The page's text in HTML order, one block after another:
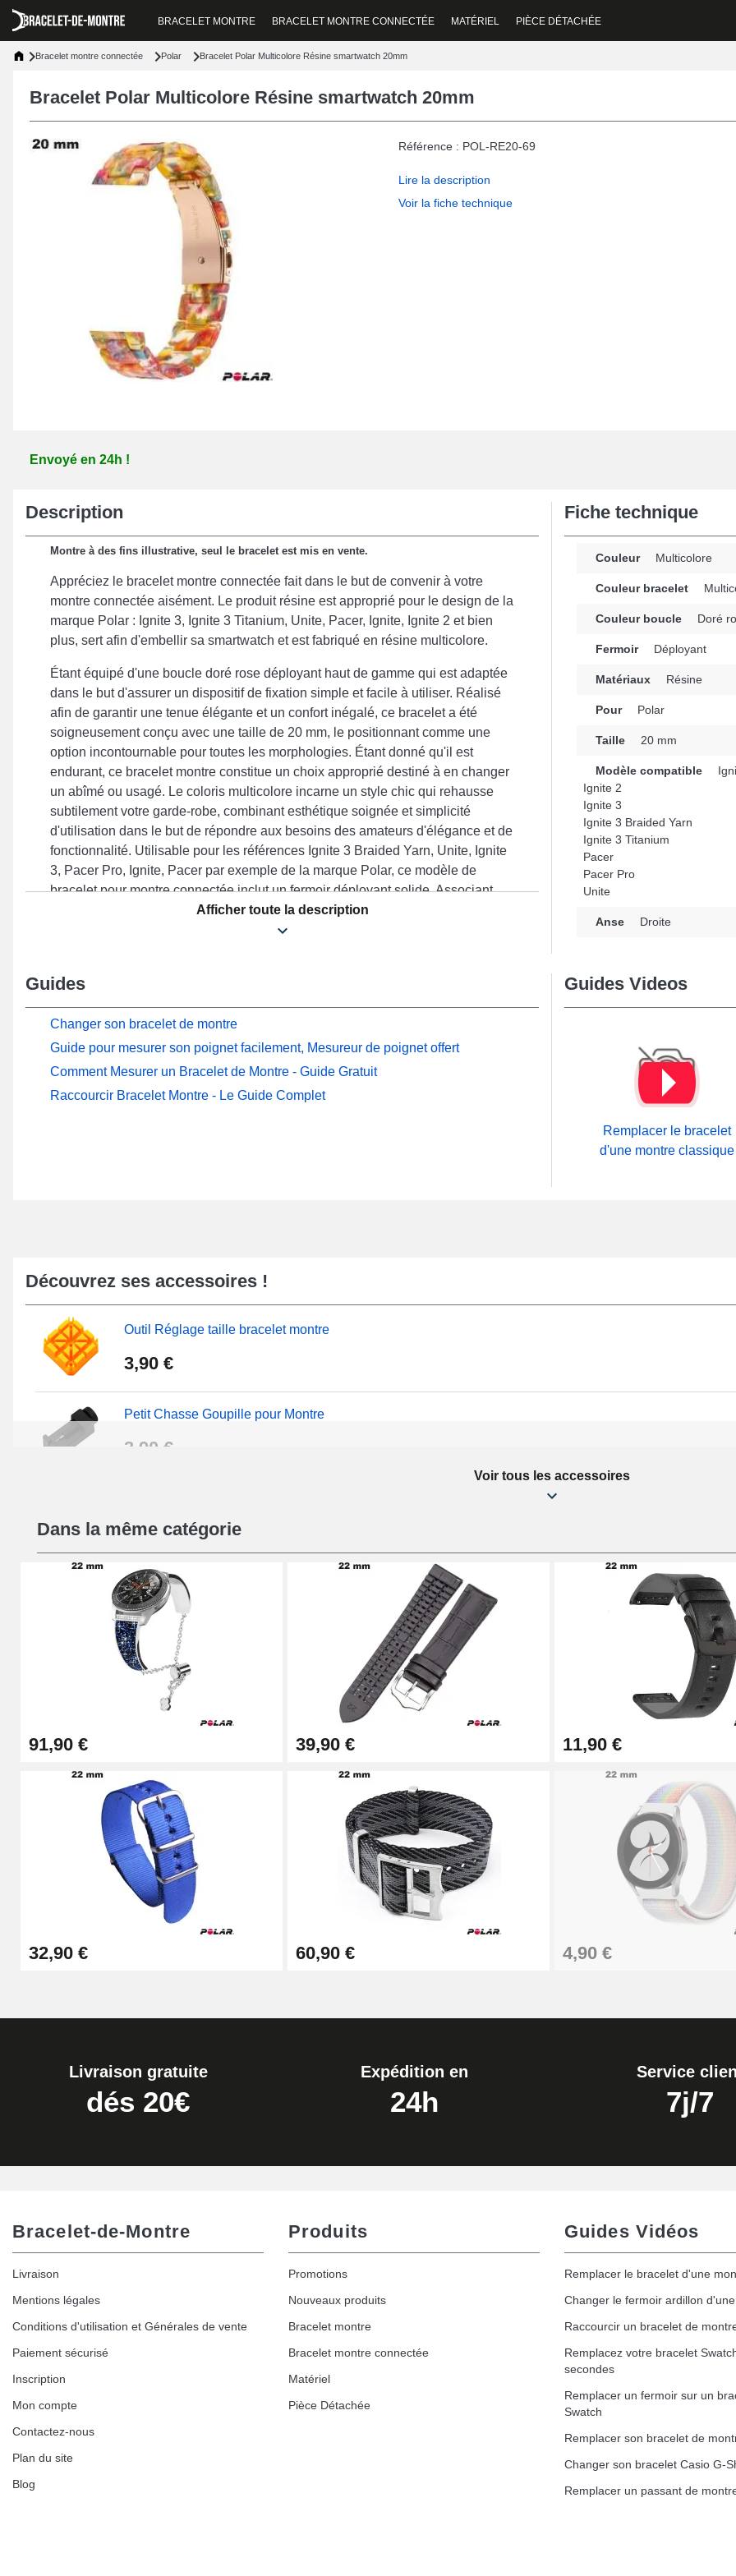
BRACELET MONTRE BRACELET MONTRE CONNECTÉE MATÉRIEL PIÈCE DÉTACHÉE
Bracelet montre connectée Polar Bracelet Polar Multicolore Résine smartwatch 20mm
Bracelet Polar Multicolore Résine smartwatch 20mm
Référence : POL-RE20-69
Lire la description
Voir la fiche technique
Envoyé en 24h !
Description
Montre à des fins illustrative, seul le bracelet est mis en vente.
Appréciez le bracelet montre connectée fait dans le but de convenir à votre
montre connectée aisément. Le produit résine est approprié pour le design de la
marque Polar : Ignite 3, Ignite 3 Titanium, Unite, Pacer, Ignite, Ignite 2 et bien
plus, sert afin d'embellir sa smartwatch et est fabriqué en résine multicolore.
Étant équipé d'une boucle doré rose déployant haut de gamme qui est adaptée
dans le but d'assurer un dispositif de fixation simple et facile à utiliser. Réalisé
afin de garantir une tenue élégante et un confort inégalé, ce bracelet a été
soigneusement conçu avec une taille de 20 mm, le positionnant comme une
option incontournable pour toutes les morphologies. Étant donné qu'il est
endurant, ce bracelet montre constitue un choix approprié destiné à en changer
un abîmé ou usagé. Le coloris multicolore incarne un style chic qui rehausse
subtilement votre garde-robe, combinant esthétique soignée et simplicité
d'utilisation dans le but de répondre aux besoins des amateurs d'élégance et de
fonctionnalité. Utilisable pour les références Ignite 3 Braided Yarn, Unite, Ignite
3, Pacer Pro, Ignite, Pacer par exemple de la marque Polar, ce modèle de
bracelet pour montre connectée inclut un fermoir déployant solide. Associant
design raffiné et praticité, cet accessoire horloger Polar offre une connexion
harmonieuse avec une large gamme de manière harmonieuse tout en
Afficher toute la description
Fiche technique
Couleur Multicolore
Couleur bracelet
Couleur boucle Doré
Fermoir Déployant
Matériaux Résine
Pour Polar
Taille 20 mm
Modèle compatible
Ignite 2
Ignite 3
Ignite 3 Braided Yarn
Ignite 3 Titanium
Pacer
Pacer Pro
Unite
Anse Droite
Guides
Changer son bracelet de montre
Guide pour mesurer son poignet facilement, Mesureur de poignet offert
Comment Mesurer un Bracelet de Montre - Guide Gratuit
Raccourcir Bracelet Montre - Le Guide Complet
Guides Videos
Remplacer le bracelet
d'une montre classique
Découvrez ses accessoires !
Outil Réglage taille bracelet montre
3,90 €
Petit Chasse Goupille pour Montre
3,90 €
19,08 €
Chasse-Goupille Montre
4,90 €
Outil Changement Bracelet Montre Professionnel
49,92 €
Outil Bracelet Montre pas cher
34,92 €
Kit pour Raccourcir Bracelet Montre
7,90 €
Kit Réparation Montre Débutant
Kit Horlogerie Débutant
Voir tous les accessoires
Dans la même catégorie
91,90 € 39,90 € 11,90 €
32,90 € 60,90 € 4,90 €
Livraison gratuite
dés 20€
Expédition en
24h
Service
7j/7
Bracelet-de-Montre
Livraison
Mentions légales
Conditions d'utilisation et Générales de vente
Paiement sécurisé
Inscription
Mon compte
Contactez-nous
Plan du site
Blog
Produits
Promotions
Nouveaux produits
Bracelet montre
Bracelet montre connectée
Matériel
Pièce Détachée
Guides Vidéos
Remplacer le bracelet d'une
Changer le fermoir ardillon
Raccourcir un bracelet de
Remplacez votre bracelet
secondes
Remplacer un fermoir sur un
Swatch
Remplacer son bracelet de
Changer son bracelet Casio G-
Remplacer un passant de